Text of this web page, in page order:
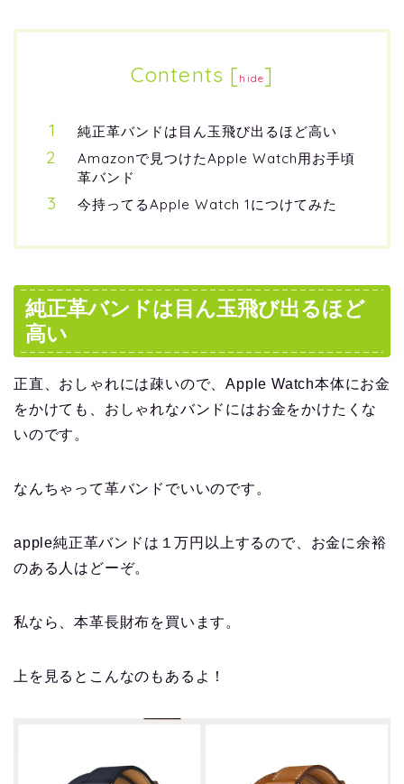
Contents [hide]
純正革バンドは目ん玉飛び出るほど高い
Amazonで見つけたApple Watch用お手頃
革バンド
今持ってるApple Watch 1につけてみた
純正革バンドは目ん玉飛び出るほど
高い
正直、おしゃれには疎いので、Apple Watch本体にお金
をかけても、おしゃれなバンドにはお金をかけたくな
いのです。
なんちゃって革バンドでいいのです。
apple純正革バンドは１万円以上するので、お金に余裕
のある人はどーぞ。
私なら、本革長財布を買います。
上を見るとこんなのもあるよ！